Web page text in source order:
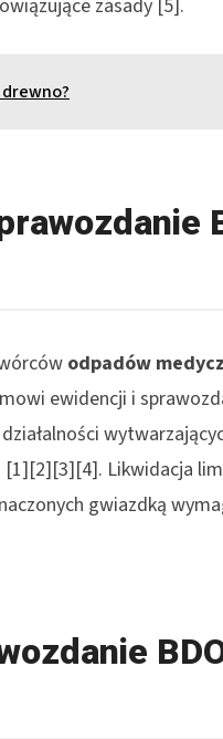
zasady [5].
odpadów
ewidencji i
Likwidacja
gwiazdką